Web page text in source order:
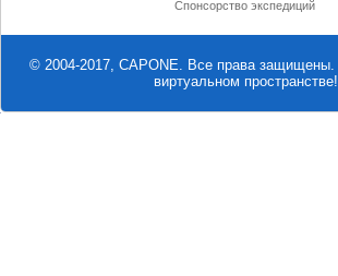
Спонсорство экспедиций
© 2004-2017, CAPONE. Все права защищены.
виртуальном пространстве!